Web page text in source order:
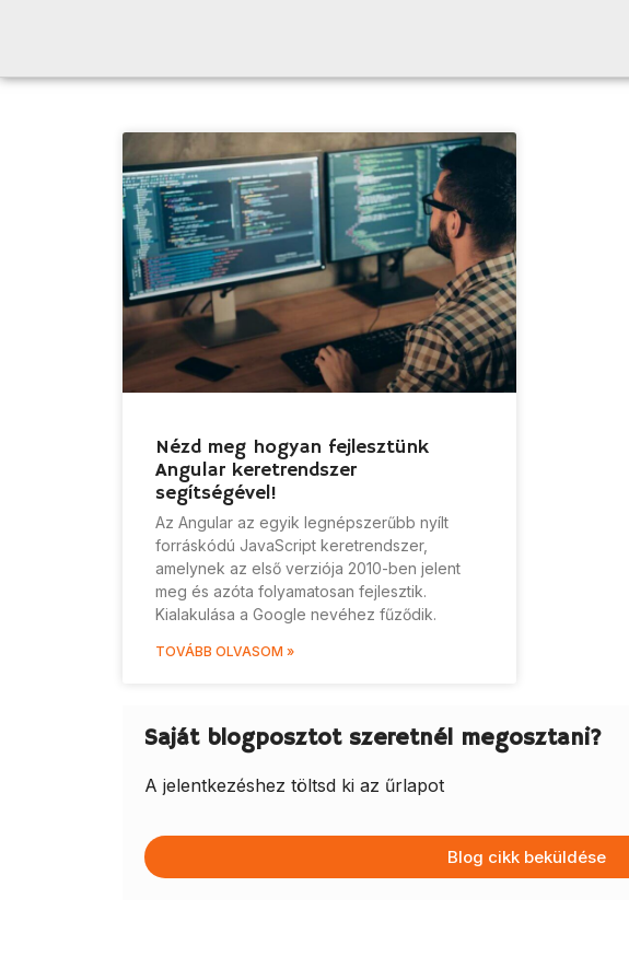
Nézd meg hogyan fejlesztünk
Angular keretrendszer
segítségével!
Az Angular az egyik legnépszerűbb nyílt
forráskódú JavaScript keretrendszer,
amelynek az első verziója 2010-ben jelent
meg és azóta folyamatosan fejlesztik.
Kialakulása a Google nevéhez fűződik.
TOVÁBB OLVASOM »
Saját blogposztot szeretnél megosztani?
A jelentkezéshez töltsd ki az űrlapot
Blog cikk beküldése